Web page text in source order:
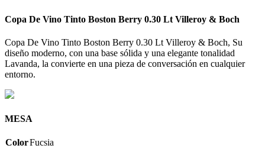
Copa De Vino Tinto Boston Berry 0.30 Lt Villeroy & Boch
Copa De Vino Tinto Boston Berry 0.30 Lt Villeroy & Boch, Su
diseño moderno, con una base sólida y una elegante tonalidad
Lavanda, la convierte en una pieza de conversación en cualquier
entorno.
MESA
ColorFucsia